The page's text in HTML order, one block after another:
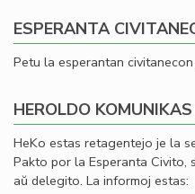
ESPERANTA
Petu la esperantan
HEROLDO
HeKo estas retagentejo je la
Pakto por la Esperanta Civito,
aŭ delegito. La informoj estas: